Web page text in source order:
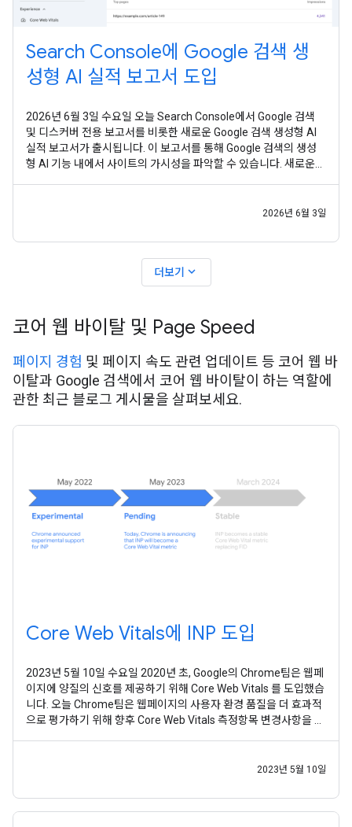
Search Console에 Google 검색 생
성형 AI 실적 보고서 도입
2026년 6월 3일 수요일 오늘 Search Console에서 Google 검색
및 디스커버 전용 보고서를 비롯한 새로운 Google 검색 생성형 AI
실적 보고서가 출시됩니다. 이 보고서를 통해 Google 검색의 생성
형 AI 기능 내에서 사이트의 가시성을 파악할 수 있습니다. 새로운
2026년 6월 3일
더보기 expand_more
코어 웹 바이탈 및 Page Speed
페이지 경험 및 페이지 속도 관련 업데이트 등 코어 웹 바
이탈과 Google 검색에서 코어 웹 바이탈이 하는 역할에
관한 최근 블로그 게시물을 살펴보세요.
Core Web Vitals에 INP 도입
2023년 5월 10일 수요일 2020년 초, Google의 Chrome팀은 웹페
이지에 양질의 신호를 제공하기 위해 Core Web Vitals 를 도입했습
니다. 오늘 Chrome팀은 웹페이지의 사용자 환경 품질을 더 효과적
으로 평가하기 위해 향후 Core Web Vitals 측정항목 변경사항을 발
2023년 5월 10일